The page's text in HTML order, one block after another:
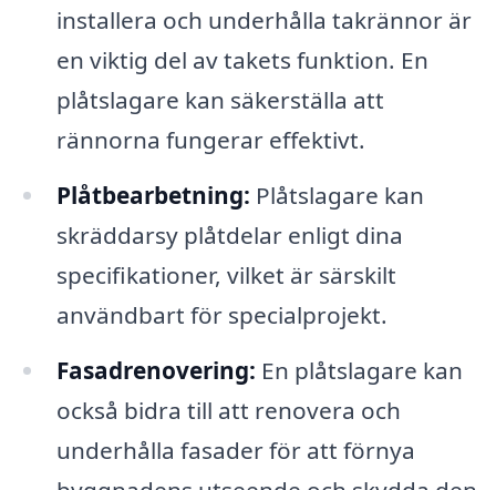
installera och underhålla takrännor är
en viktig del av takets funktion. En
plåtslagare kan säkerställa att
rännorna fungerar effektivt.
Plåtbearbetning: Plåtslagare kan
skräddarsy plåtdelar enligt dina
specifikationer, vilket är särskilt
användbart för specialprojekt.
Fasadrenovering: En plåtslagare kan
också bidra till att renovera och
underhålla fasader för att förnya